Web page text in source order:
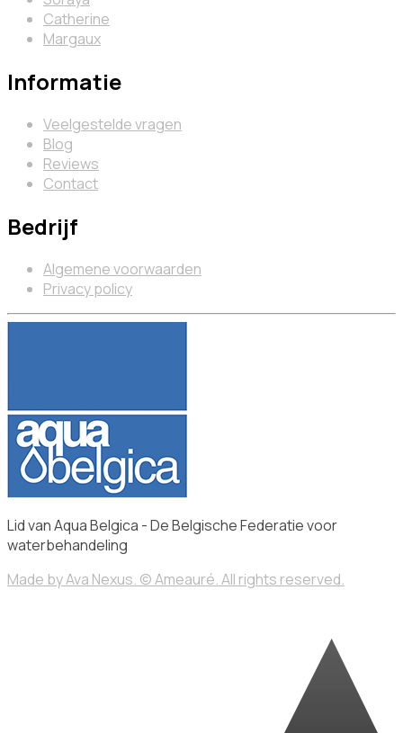
Catherine
Margaux
Informatie
Veelgestelde vragen
Blog
Reviews
Contact
Bedrijf
Algemene voorwaarden
Privacy policy
Lid van Aqua Belgica - De Belgische Federatie voor
waterbehandeling
Made by Ava Nexus. © Ameauré. All rights reserved.